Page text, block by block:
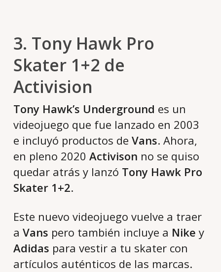
3. Tony Hawk Pro
Skater 1+2 de
Activision
Tony Hawk’s Underground es un
videojuego que fue lanzado en 2003
e incluyó productos de Vans. Ahora,
en pleno 2020 Activison no se quiso
quedar atrás y lanzó Tony Hawk Pro
Skater 1+2.
Este nuevo videojuego vuelve a traer
a Vans pero también incluye a Nike y
Adidas para vestir a tu skater con
artículos auténticos de las marcas.